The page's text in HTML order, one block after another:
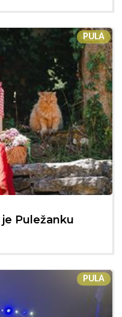
PULA
Puležanku
PULA